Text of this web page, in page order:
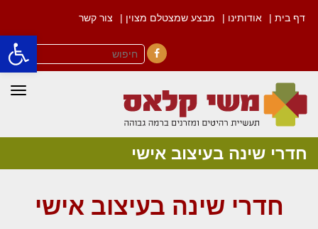
פתח
דף בית | אודותינו | מבצע שמצטלם מצוין | צור קשר
חדרי שינה בעיצוב אישי
חדרי שינה בעיצוב אישי